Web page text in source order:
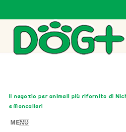
Il negozio per animali più rifornito di
e Moncalieri
MENU